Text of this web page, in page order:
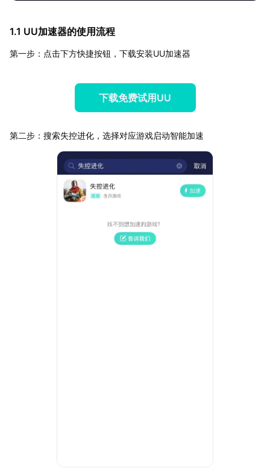
1.1 UU加速器的使用流程
第一步：点击下方快捷按钮，下载安装UU加速器
下载免费试用UU
第二步：搜索失控进化，选择对应游戏启动智能加速